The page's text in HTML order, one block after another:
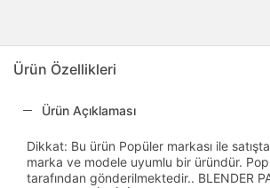
Ürün Özellikleri
Ürün Açıklaması
Dikkat: Bu ürün Popüler markası ile
marka ve modele uyumlu bir üründür.
tarafından gönderilmektedir.. BLENDER